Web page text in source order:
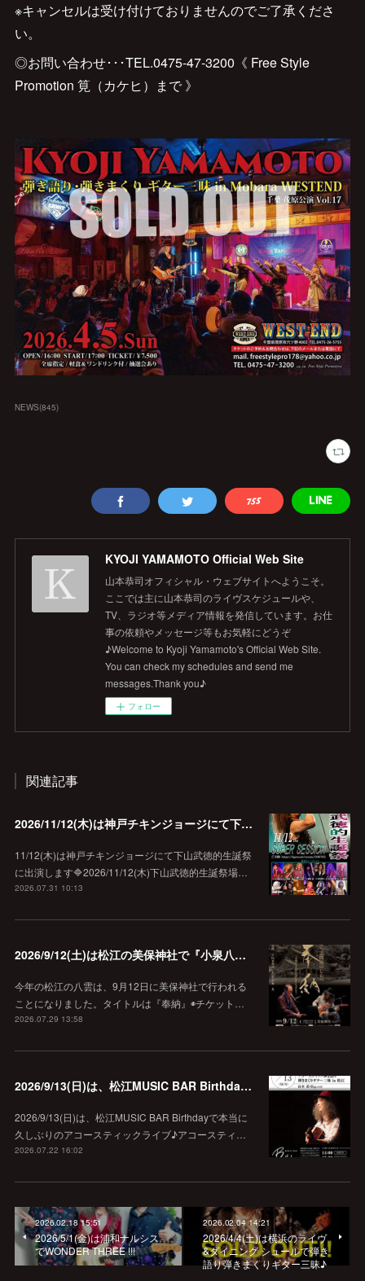
※キャンセルは受け付けておりませんのでご了承くださ
い。
◎お問い合わせ･･･TEL.0475-47-3200《 Free Style
Promotion 筧（カケヒ）まで 》
NEWS(845)
KYOJI YAMAMOTO Official Web Site
山本恭司オフィシャル・ウェブサイトへようこそ。
ここでは主に山本恭司のライヴスケジュールや、
TV、ラジオ等メディア情報を発信しています。お仕
事の依頼やメッセージ等もお気軽にどうぞ
♪Welcome to Kyoji Yamamoto's Official Web Site.
You can check my schedules and send me
messages.Thank you♪
フォロー
関連記事
2026/11/12(木)は神戸チキンジョージにて下山武徳的生誕祭に出演します♪
11/12(木)は神戸チキンジョージにて下山武徳的生誕祭
に出演します🔷2026/11/12(木)下山武徳的生誕祭場…
2026.07.31 10:13
2026/9/12(土)は松江の美保神社で『小泉八雲朗読のしらべ』
今年の松江の八雲は、9月12日に美保神社で行われる
ことになりました。タイトルは『奉納』◉チケット…
2026.07.29 13:58
2026/9/13(日)は、松江MUSIC BAR Birthdayでアコースティック弾き語り弾きまくりギター三昧♪
2026/9/13(日)は、松江MUSIC BAR Birthdayで本当に
久しぶりのアコースティックライブ♪アコースティ…
2026.07.22 16:02
2026.02.18 15:51
2026/5/1(金)は浦和ナルシス
でWONDER THREE !!!
2026.02.04 14:21
2026/4/4(土)は横浜のライヴ
&ダイニング シュールで弾き
語り弾きまくりギター三昧♪